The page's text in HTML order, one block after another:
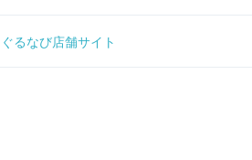
ぐるなび店舗サイト